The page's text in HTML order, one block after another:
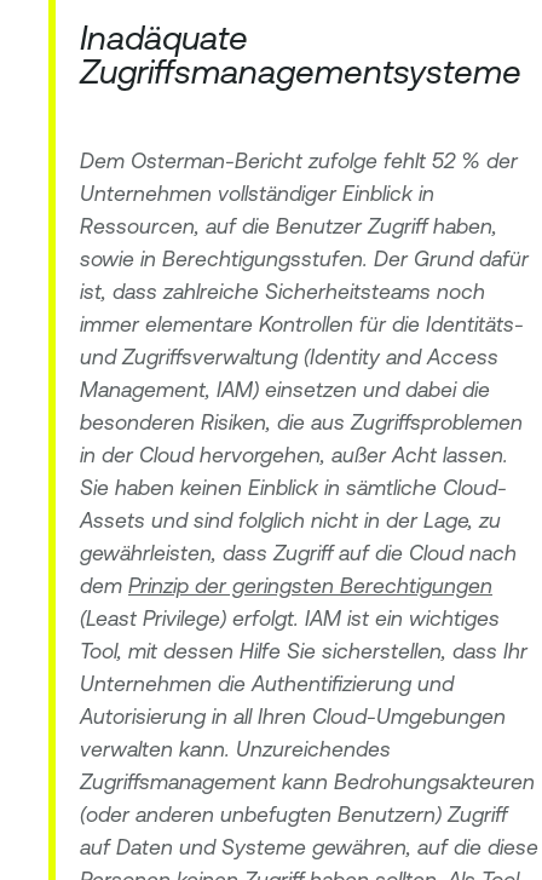
Inadäquate
Zugriffsmanagementsysteme
Dem Osterman-Bericht zufolge fehlt 52 % der
Unternehmen vollständiger Einblick in
Ressourcen, auf die Benutzer Zugriff haben,
sowie in Berechtigungsstufen. Der Grund dafür
ist, dass zahlreiche Sicherheitsteams noch
immer elementare Kontrollen für die Identitäts-
und Zugriffsverwaltung (Identity and Access
Management, IAM) einsetzen und dabei die
besonderen Risiken, die aus Zugriffsproblemen
in der Cloud hervorgehen, außer Acht lassen.
Sie haben keinen Einblick in sämtliche Cloud-
Assets und sind folglich nicht in der Lage, zu
gewährleisten, dass Zugriff auf die Cloud nach
dem Prinzip der geringsten Berechtigungen
(Least Privilege) erfolgt. IAM ist ein wichtiges
Tool, mit dessen Hilfe Sie sicherstellen, dass Ihr
Unternehmen die Authentifizierung und
Autorisierung in all Ihren Cloud-Umgebungen
verwalten kann. Unzureichendes
Zugriffsmanagement kann Bedrohungsakteuren
(oder anderen unbefugten Benutzern) Zugriff
auf Daten und Systeme gewähren, auf die diese